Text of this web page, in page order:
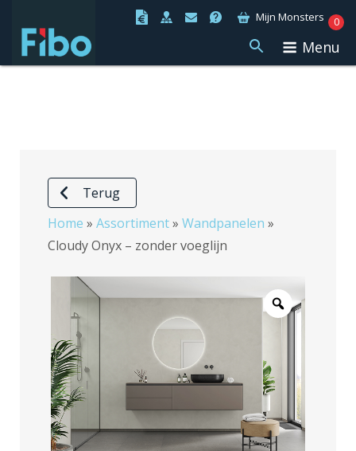
naar
Mijn Monsters 0
Menu
Terug
Home » Assortiment» Wandpanelen »
Cloudy Onyx – zonder voeglijn